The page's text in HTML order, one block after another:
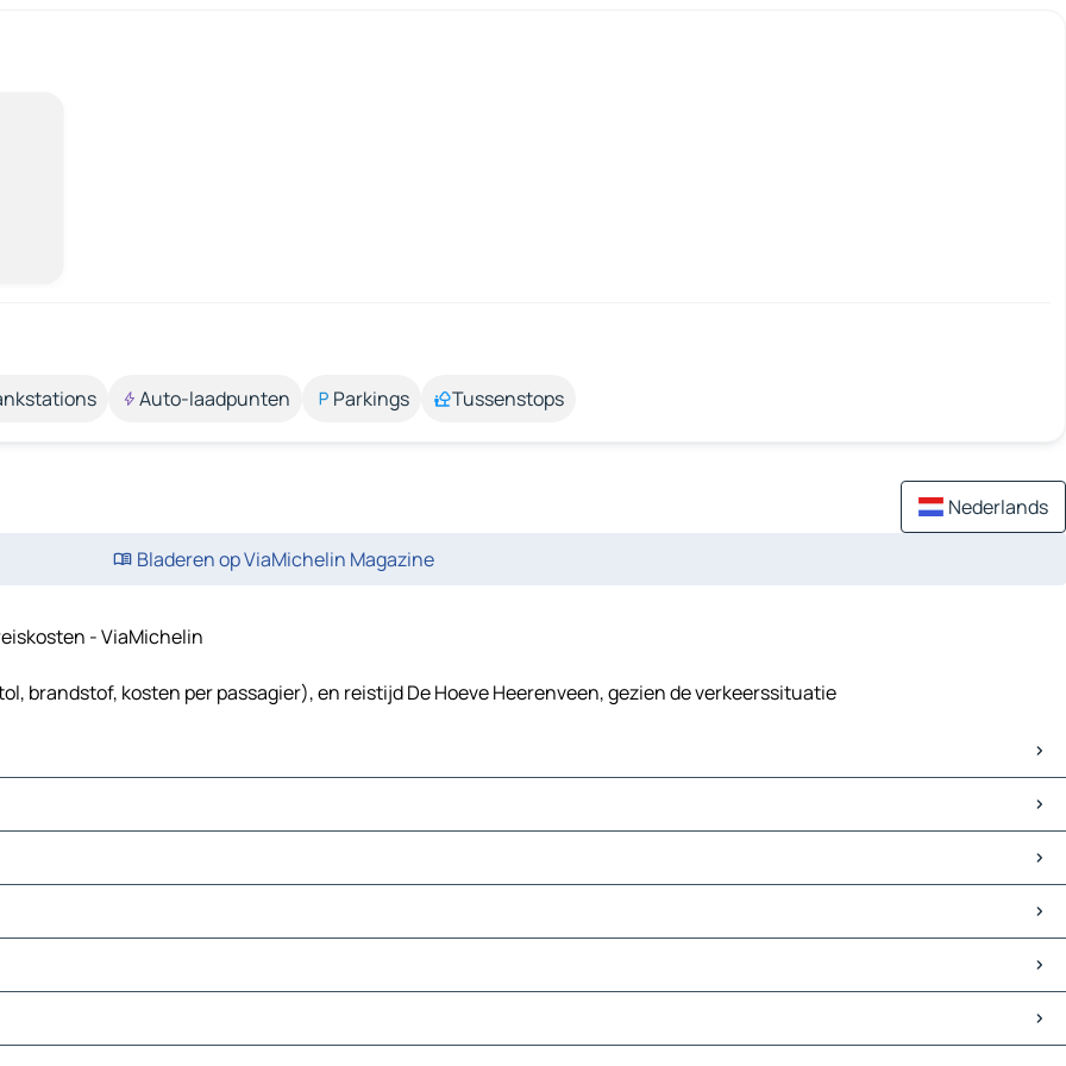
Auto-laadpunten Parkings Tussenstops
Nederlands
Bladeren op ViaMichelin Magazine
- ViaMichelin
brandstof, kosten per passagier), en reistijd De Hoeve Heerenveen, gezien de verkeerssituatie